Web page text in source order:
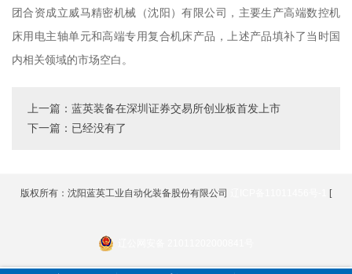
团合资成立威马精密机械（沈阳）有限公司，主要生产高端数控机
床用电主轴单元和高端专用复合机床产品，上述产品填补了当时国
内相关领域的市场空白。
上一篇：蓝英装备在深圳证券交易所创业板首发上市
下一篇：已经没有了
版权所有：沈阳蓝英工业自动化装备股份有限公司 [